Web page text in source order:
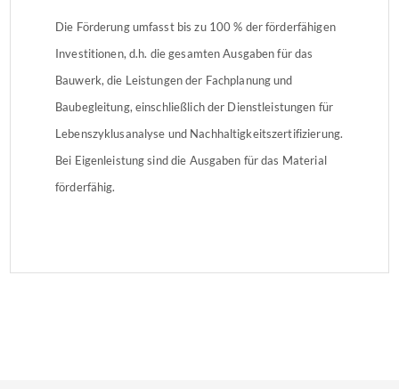
Die Förderung umfasst bis zu 100 % der förderfähigen
Investitionen, d.h. die gesamten Ausgaben für das
Bauwerk, die Leistungen der Fachplanung und
Baubegleitung, einschließlich der Dienstleistungen für
Lebenszyklusanalyse und Nachhaltigkeitszertifizierung.
Bei Eigenleistung sind die Ausgaben für das Material
förderfähig.